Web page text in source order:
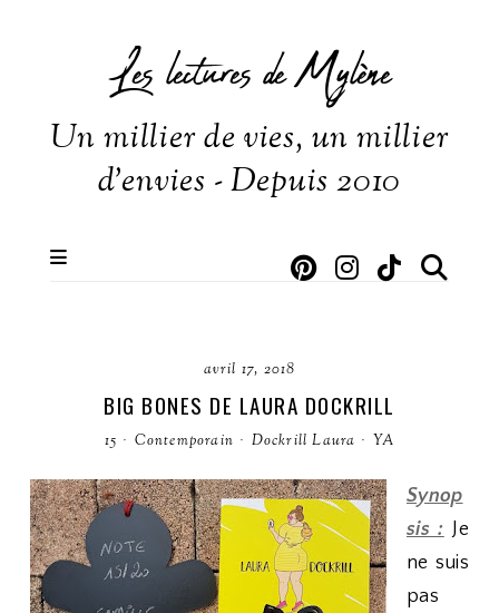
Les lectures de Mylène
Un millier de vies, un millier
d'envies - Depuis 2010
avril 17, 2018
BIG BONES DE LAURA DOCKRILL
15 · Contemporain · Dockrill Laura · YA
Synop
sis : Je
ne suis
pas